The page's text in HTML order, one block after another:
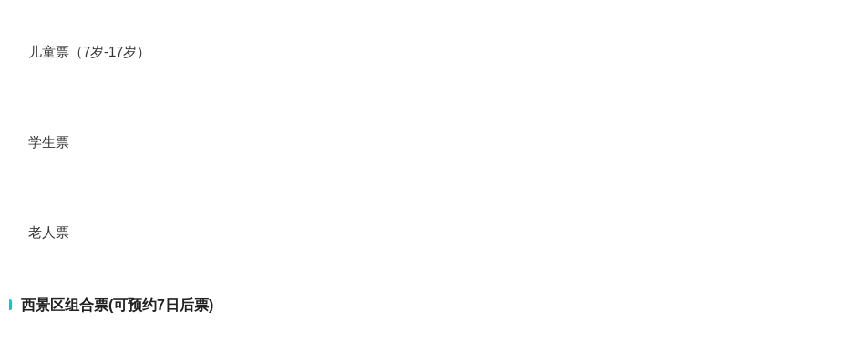
儿童票（7岁-17岁）
学生票
老人票
西景区组合票(可预约7日后票)